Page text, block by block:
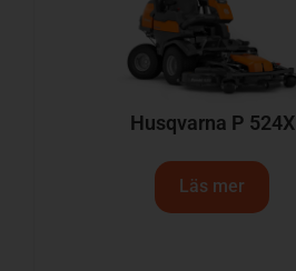
Husqvarna P 524X
Läs mer